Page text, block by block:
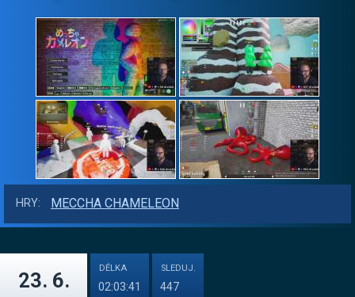
HRY: MECCHA CHAMELEON
23. 6.
DÉLKA
02:03:41
SLEDUJ.
447